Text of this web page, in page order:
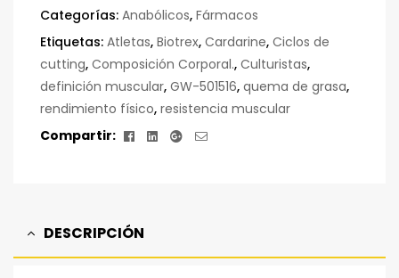
Categorías: Anabólicos, Fármacos
Etiquetas: Atletas, Biotrex, Cardarine, Ciclos de
cutting, Composición Corporal., Culturistas,
definición muscular, GW-501516, quema de grasa,
rendimiento físico, resistencia muscular
Compartir:
Facebook
LinkedinGoogle+
Correo
DESCRIPCIÓN